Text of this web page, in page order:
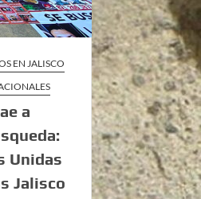
EN JALISCO
a
Unidas
Jalisco